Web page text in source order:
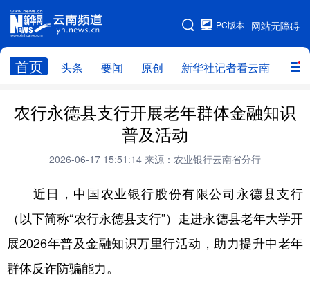
网站无障碍
PC版本
首页 头条 要闻 原创 新华社记者看云南 政务
网站地图
头条 云南要闻 本网原创
政务
廉政 云南省领导报道集 旅游
教育
州市
社会
图片
经济 服务 云南故事
云南青年说
农行永德县支行开展老年群体金融知识
普及活动
2026-06-17 15:51:14 来源：农业银行云南省分行
近日，中国农业银行股份有限公司永德县支行
（以下简称“农行永德县支行”）走进永德县老年大学开
展2026年普及金融知识万里行活动，助力提升中老年
群体反诈防骗能力。